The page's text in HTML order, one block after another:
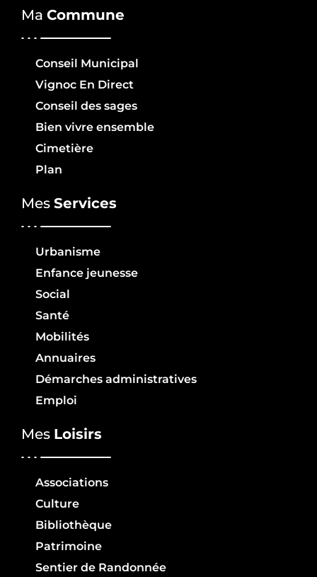
Ma Commune
Conseil Municipal
Vignoc En Direct
Conseil des sages
Bien vivre ensemble
Cimetière
Plan
Mes Services
Urbanisme
Enfance jeunesse
Social
Santé
Mobilités
Annuaires
Démarches administratives
Emploi
Mes Loisirs
Associations
Culture
Bibliothèque
Patrimoine
Sentier de Randonnée